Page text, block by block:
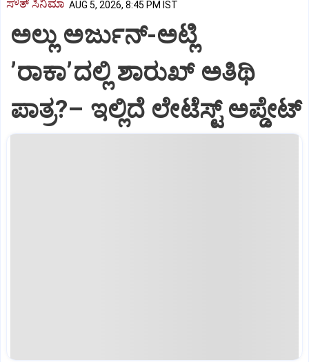
ಸೌತ್‌ ಸಿನಿಮಾ AUG 5, 2026, 8:45 PM IST
ಅಲ್ಲು ಅರ್ಜುನ್‌-ಅಟ್ಲಿ
ʼರಾಕಾʼದಲ್ಲಿ ಶಾರುಖ್‌ ಅತಿಥಿ
ಪಾತ್ರ?– ಇಲ್ಲಿದೆ ಲೇಟೆಸ್ಟ್‌ ಅಪ್ಡೇಟ್